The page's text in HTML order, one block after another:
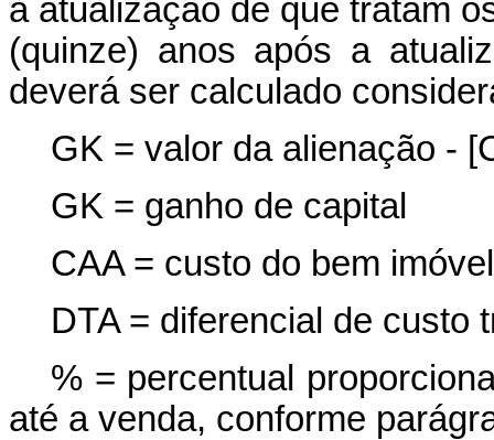
à atualização de que tratam
(quinze) anos após a
deverá ser calculado
GK = valor da alienação -
GK = ganho de capital
CAA = custo do bem
DTA = diferencial de custo
% = percentual
até a venda, conforme